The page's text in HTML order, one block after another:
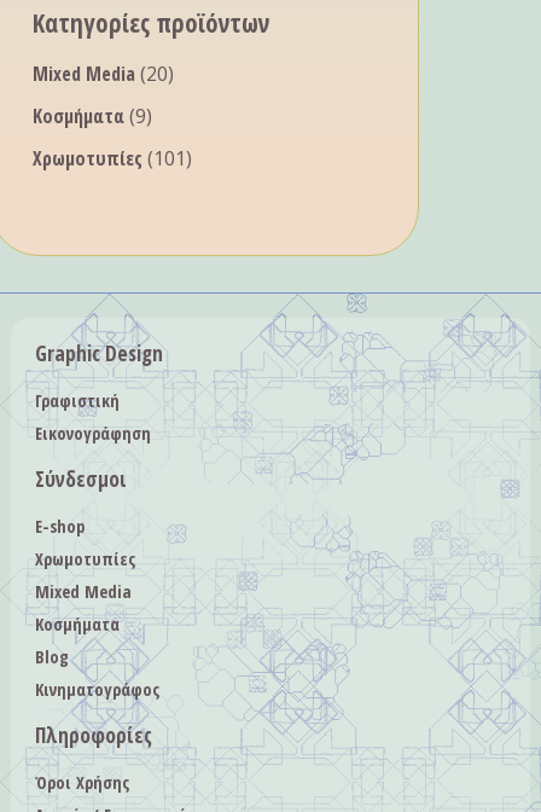
Κατηγορίες προϊόντων
Mixed Media (20)
Κοσμήματα(9)
Χρωμοτυπίες (101)
Graphic Design
Γραφιστική
Εικονογράφηση
Σύνδεσμοι
E-shop
Χρωμοτυπίες
Mixed Media
Κοσμήματα
Blog
Κινηματογράφος
Πληροφορίες
Όροι Χρήσης